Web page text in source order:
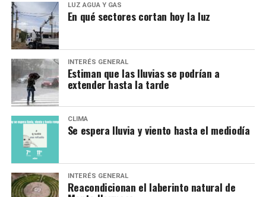
LUZ AGUA Y GAS
En qué sectores cortan hoy la luz
INTERÉS GENERAL
Estiman que las lluvias se podrían a
extender hasta la tarde
CLIMA
Se espera lluvia y viento hasta el mediodía
INTERÉS GENERAL
Reacondicionan el laberinto natural de